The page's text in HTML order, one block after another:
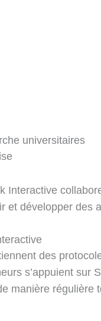
universitaires
Interactive
et développer des
des
s’appuient
manière régulière